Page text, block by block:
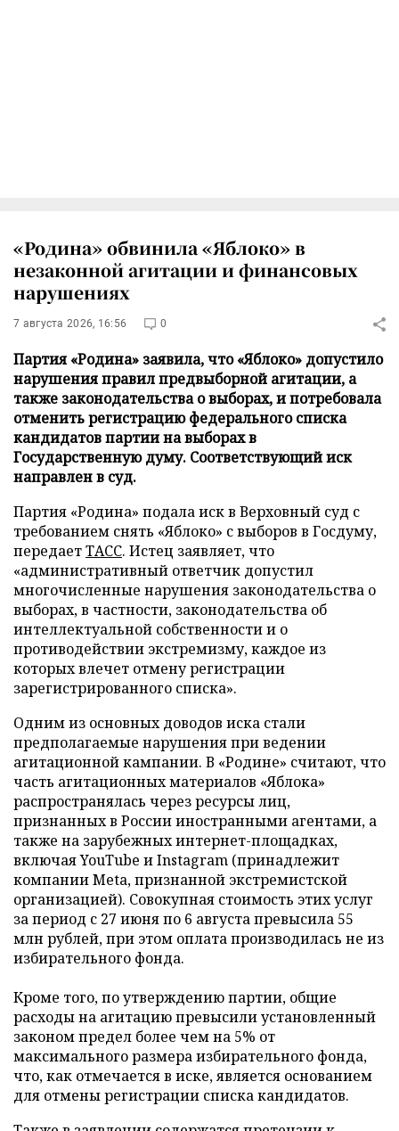
«Родина» обвинила «Яблоко» в
незаконной агитации и финансовых
нарушениях
7 августа 2026, 16:56 0
Партия «Родина» заявила, что «Яблоко» допустило
нарушения правил предвыборной агитации, а
также законодательства о выборах, и потребовала
отменить регистрацию федерального списка
кандидатов партии на выборах в
Государственную думу. Соответствующий иск
направлен в суд.
Партия «Родина» подала иск в Верховный суд с
требованием снять «Яблоко» с выборов в Госдуму,
передаетТАСС. Истец заявляет, что
«административный ответчик допустил
многочисленные нарушения законодательства о
выборах, в частности, законодательства об
интеллектуальной собственности и о
противодействии экстремизму, каждое из
которых влечет отмену регистрации
зарегистрированного списка».
Одним из основных доводов иска стали
предполагаемые нарушения при ведении
агитационной кампании. В «Родине» считают, что
часть агитационных материалов «Яблока»
распространялась через ресурсы лиц,
признанных в России иностранными агентами, а
также на зарубежных интернет-площадках,
включая YouTube и Instagram (принадлежит
компании Meta, признанной экстремистской
организацией). Совокупная стоимость этих услуг
за период с 27 июня по 6 августа превысила 55
млн рублей, при этом оплата производилась не из
избирательного фонда.
Кроме того, по утверждению партии, общие
расходы на агитацию превысили установленный
законом предел более чем на 5% от
максимального размера избирательного фонда,
что, как отмечается в иске, является основанием
для отмены регистрации списка кандидатов.